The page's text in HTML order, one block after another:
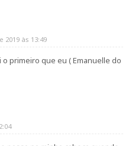
2019 às 13:49
primeiro que eu ( Emanuelle do